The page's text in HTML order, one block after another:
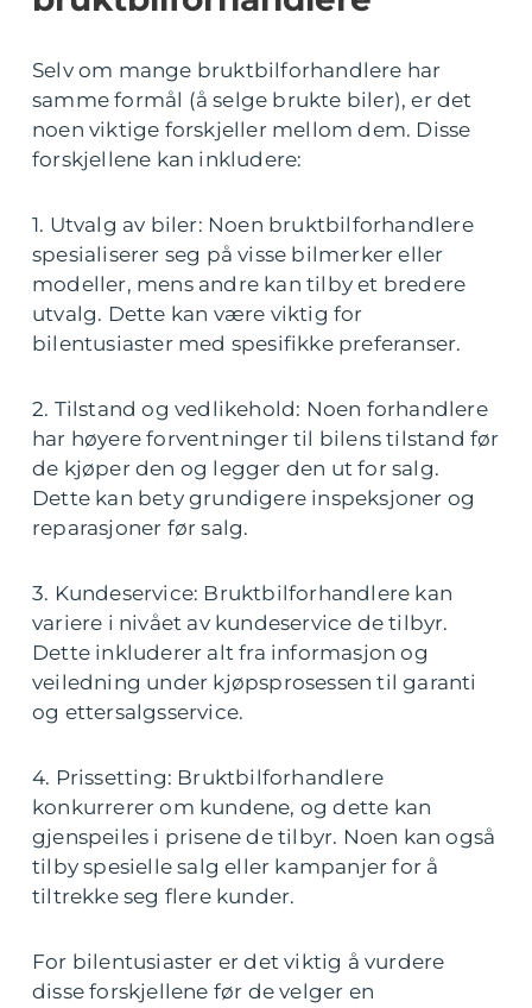
Selv om mange bruktbilforhandlere har
samme formål (å selge brukte biler), er det
noen viktige forskjeller mellom dem. Disse
forskjellene kan inkludere:
1. Utvalg av biler: Noen bruktbilforhandlere
spesialiserer seg på visse bilmerker eller
modeller, mens andre kan tilby et bredere
utvalg. Dette kan være viktig for
bilentusiaster med spesifikke preferanser.
2. Tilstand og vedlikehold: Noen forhandlere
har høyere forventninger til bilens tilstand før
de kjøper den og legger den ut for salg.
Dette kan bety grundigere inspeksjoner og
reparasjoner før salg.
3. Kundeservice: Bruktbilforhandlere kan
variere i nivået av kundeservice de tilbyr.
Dette inkluderer alt fra informasjon og
veiledning under kjøpsprosessen til garanti
og ettersalgsservice.
4. Prissetting: Bruktbilforhandlere
konkurrerer om kundene, og dette kan
gjenspeiles i prisene de tilbyr. Noen kan også
tilby spesielle salg eller kampanjer for å
tiltrekke seg flere kunder.
For bilentusiaster er det viktig å vurdere
disse forskjellene før de velger en